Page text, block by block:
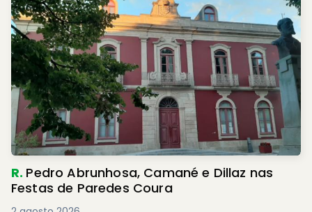
R. Pedro Abrunhosa, Camané e Dillaz nas
Festas de Paredes Coura